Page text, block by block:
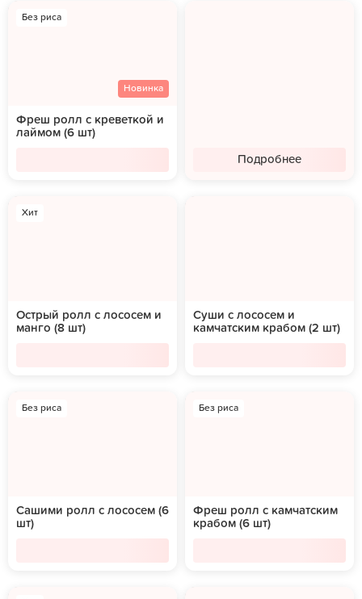
Без риса
Новинка
Фреш ролл с креветкой и
лаймом (6 шт)
Подробнее
Хит
Острый ролл с лососем и
манго (8 шт)
Суши с лососем и
камчатским крабом (2 шт)
Без риса
Сашими ролл с лососем (6
шт)
Без риса
Фреш ролл с камчатским
крабом (6 шт)